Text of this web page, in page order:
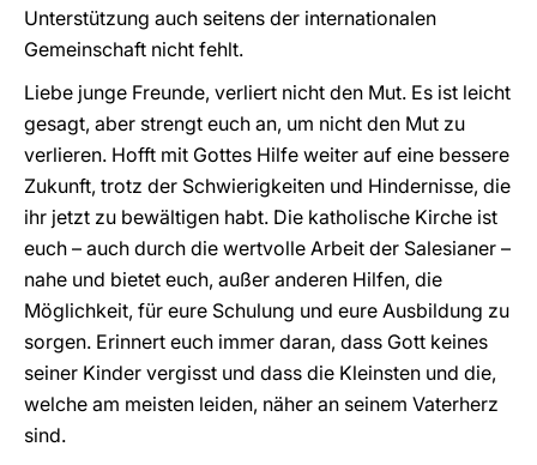
Unterstützung auch seitens der internationalen
Gemeinschaft nicht fehlt.
Liebe junge Freunde, verliert nicht den Mut. Es ist leicht
gesagt, aber strengt euch an, um nicht den Mut zu
verlieren. Hofft mit Gottes Hilfe weiter auf eine bessere
Zukunft, trotz der Schwierigkeiten und Hindernisse, die
ihr jetzt zu bewältigen habt. Die katholische Kirche ist
euch – auch durch die wertvolle Arbeit der Salesianer –
nahe und bietet euch, außer anderen Hilfen, die
Möglichkeit, für eure Schulung und eure Ausbildung zu
sorgen. Erinnert euch immer daran, dass Gott keines
seiner Kinder vergisst und dass die Kleinsten und die,
welche am meisten leiden, näher an seinem Vaterherz
sind.